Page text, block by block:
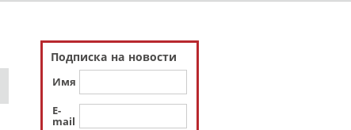
Подписка на новости
Имя
E-
mail